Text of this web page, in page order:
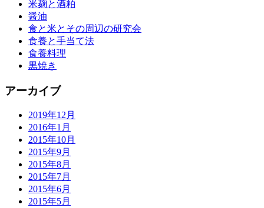
米麹と酒粕
醤油
食と米とその周辺の研究会
食養と手当て法
食養料理
黒焼き
アーカイブ
2019年12月
2016年1月
2015年10月
2015年9月
2015年8月
2015年7月
2015年6月
2015年5月